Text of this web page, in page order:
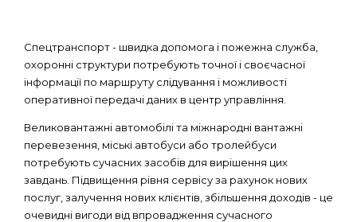
Спецтранспорт - швидка допомога і пожежна служба,
охоронні структури потребують точної і своєчасної
інформації по маршруту слідування і можливості
оперативної передачі даних в центр управління.
Великовантажні автомобілі та міжнародні вантажні
перевезення, міські автобуси або тролейбуси
потребують сучасних засобів для вирішення цих
завдань. Підвищення рівня сервісу за рахунок нових
послуг, залучення нових клієнтів, збільшення доходів - це
очевидні вигоди від впровадження сучасного